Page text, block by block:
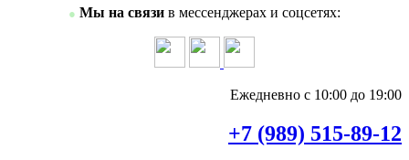
● Мы на связи в мессенджерах и соцсетях:
Ежедневно с 10:00 до 19:00
+7 (989) 515-89-12